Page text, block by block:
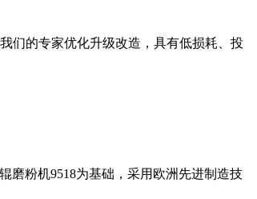
们的专家优化升级改造，具有低损耗、投
磨粉机9518为基础，采用欧洲先进制造技